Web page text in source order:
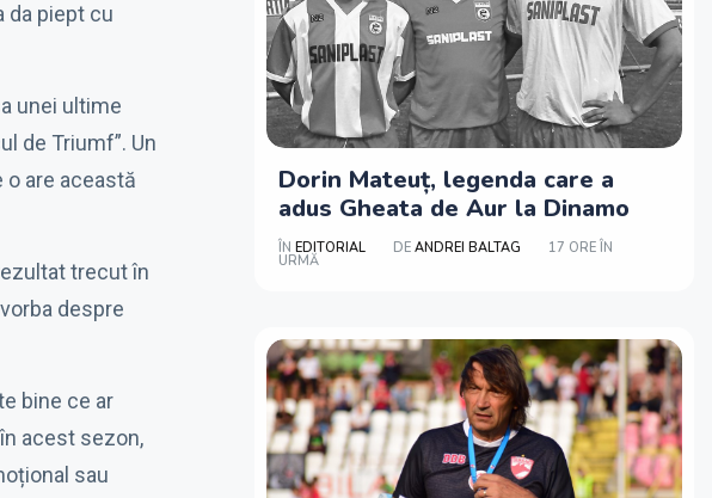
da piept cu
unei ultime
de Triumf”. Un
are această
trecut în
despre
bine ce ar
acest sezon,
sau
Dorin Mateuț, legenda care a
adus Gheata de Aur la Dinamo
ÎN EDITORIAL DE ANDREI BALTAG 17 ORE ÎN
URMĂ